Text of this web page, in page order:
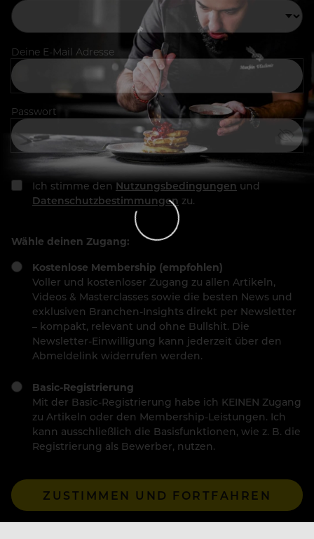
Deine E-Mail Adresse
Passwort
Ich stimme den Nutzungsbedingungen und
Datenschutzbestimmungen zu.
Wähle deinen Zugang:
Kostenlose Membership (empfohlen)
Voller und kostenloser Zugang zu allen Artikeln,
Videos & Masterclasses sowie die besten News und
exklusiven Branchen-Insights direkt per Newsletter
– kompakt, relevant und ohne Bullshit. Die
Newsletter-Einwilligung kann jederzeit über den
Abmeldelink widerrufen werden.
Basic-Registrierung
Mit der Basic-Registrierung habe ich KEINEN Zugang
zu Artikeln oder den Membership-Leistungen. Ich
kann ausschließlich die Basisfunktionen, wie z. B. die
Registrierung als Bewerber, nutzen.
ZUSTIMMEN UND FORTFAHREN